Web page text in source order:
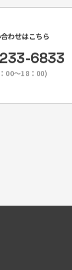
わせはこちら
6833
00〜18：00)